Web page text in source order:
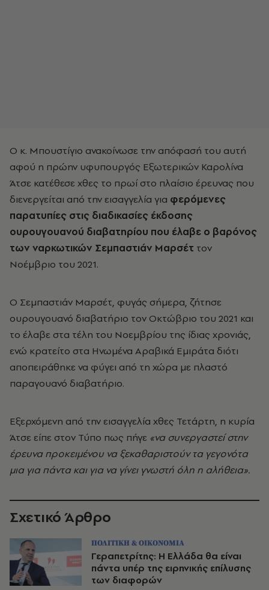
Ο κ. Μπουστίγιο ανακοίνωσε την απόφασή του αυτή
αφού η πρώην υφυπουργός Εξωτερικών Καρολίνα
Άτσε κατέθεσε χθες το πρωί στο πλαίσιο έρευνας που
διενεργείται από την εισαγγελία για φερόμενες
παρατυπίες στις διαδικασίες έκδοσης
ουρουγουανού διαβατηρίου που έλαβε ο βαρόνος
των ναρκωτικών Σεμπαστιάν Μαρσέτ τον
Νοέμβριο του 2021.
Ο Σεμπαστιάν Μαρσέτ, φυγάς σήμερα, ζήτησε
ουρουγουανό διαβατήριο τον Οκτώβριο του 2021 και
το έλαβε στα τέλη του Νοεμβρίου της ίδιας χρονιάς,
ενώ κρατείτο στα Ηνωμένα Αραβικά Εμιράτα διότι
αποπειράθηκε να φύγει από τη χώρα με πλαστό
παραγουανό διαβατήριο.
Εξερχόμενη από την εισαγγελία χθες Τετάρτη, η κυρία
Άτσε είπε στον Τύπο πως πήγε «να συνεργαστεί στην
έρευνα προκειμένου να ξεκαθαριστούν τα γεγονότα
μια για πάντα και για να γίνει γνωστή όλη η αλήθεια».
Σχετικό Άρθρο
ΠΟΛΙΤΙΚΗ & ΟΙΚΟΝΟΜΙΑ
Γεραπετρίτης: Η Ελλάδα θα είναι
πάντα υπέρ της ειρηνικής επίλυσης
των διαφορών